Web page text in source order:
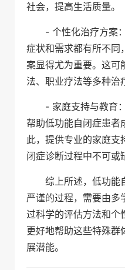
社会，提高生活质量。
- 个性化治疗方案
症状和需求都有所不同
案显得尤为重要。这可
法、职业疗法等多种治
- 家庭支持与教育
帮助低功能自闭症患者
此，提供专业的家庭支
闭症诊断过程中不可或
综上所述，低功能
严谨的过程，需要由多
过科学的评估方法和个
更好地帮助这些特殊群
展潜能。